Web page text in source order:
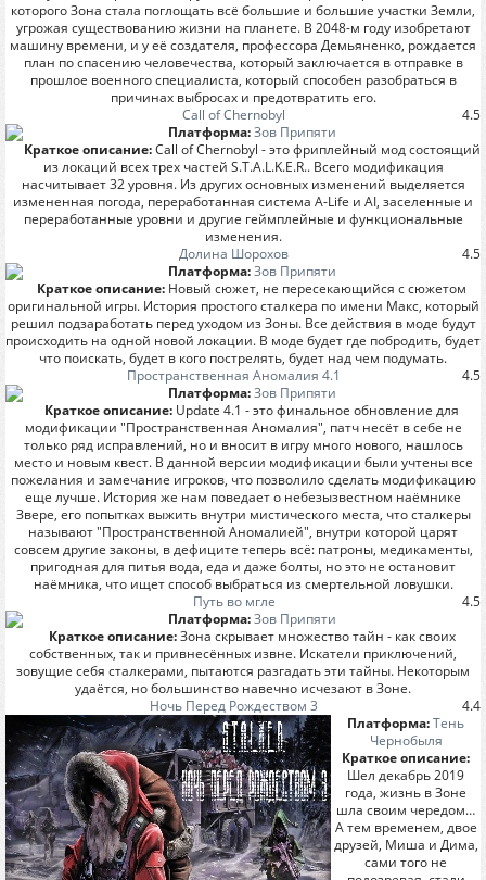
которого Зона стала поглощать всё большие и большие участки Земли,
угрожая существованию жизни на планете. В 2048-м году изобретают
машину времени, и у её создателя, профессора Демьяненко, рождается
план по спасению человечества, который заключается в отправке в
прошлое военного специалиста, который способен разобраться в
причинах выбросах и предотвратить его.
4.5
Call of Chernobyl
Платформа: Зов Припяти
Краткое описание:Call of Chernobyl - это фриплейный мод состоящий
из локаций всех трех частей S.T.A.L.K.E.R.. Всего модификация
насчитывает 32 уровня. Из других основных изменений выделяется
измененная погода, переработанная система A-Life и AI, заселенные и
переработанные уровни и другие геймплейные и функциональные
изменения.
4.5
Долина Шорохов
Платформа: Зов Припяти
Краткое описание: Новый сюжет, не пересекающийся с сюжетом
оригинальной игры. История простого сталкера по имени Макс, который
решил подзаработать перед уходом из Зоны. Все действия в моде будут
происходить на одной новой локации. В моде будет где побродить, будет
что поискать, будет в кого пострелять, будет над чем подумать.
4.5
Пространственная Аномалия 4.1
Платформа: Зов Припяти
Краткое описание: Update 4.1 - это финальное обновление для
модификации "Пространственная Аномалия", патч несёт в себе не
только ряд исправлений, но и вносит в игру много нового, нашлось
место и новым квест. В данной версии модификации были учтены все
пожелания и замечание игроков, что позволило сделать модификацию
еще лучше. История же нам поведает о небезызвестном наёмнике
Звере, его попытках выжить внутри мистического места, что сталкеры
называют "Пространственной Аномалией", внутри которой царят
совсем другие законы, в дефиците теперь всё: патроны, медикаменты,
пригодная для питья вода, еда и даже болты, но это не остановит
наёмника, что ищет способ выбраться из смертельной ловушки.
4.5
Путь во мгле
Платформа: Зов Припяти
Краткое описание:Зона скрывает множество тайн - как своих
собственных, так и привнесённых извне. Искатели приключений,
зовущие себя сталкерами, пытаются разгадать эти тайны. Некоторым
удаётся, но большинство навечно исчезают в Зоне.
4.4
Ночь Перед Рождеством 3
Платформа:Тень
Чернобыля
Краткое описание:
Шел декабрь 2019
года, жизнь в Зоне
шла своим чередом…
А тем временем, двое
друзей, Миша и Дима,
сами того не